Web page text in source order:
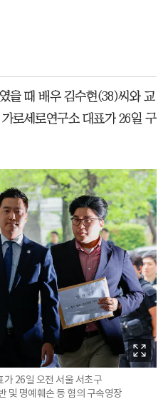
을 때 배우 김수현(38)씨와 교
로세로연구소 대표가 26일 구
26일 오전 서울 서초구
및 명예훼손 등 혐의 구속영장